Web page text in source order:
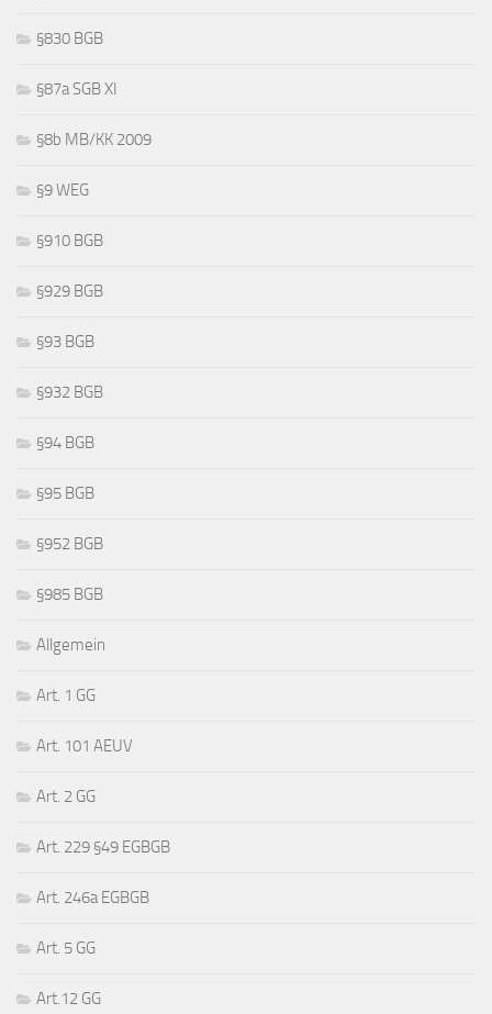
§830 BGB
§87a SGB XI
§8b MB/KK 2009
§9 WEG
§910 BGB
§929 BGB
§93 BGB
§932 BGB
§94 BGB
§95 BGB
§952 BGB
§985 BGB
Allgemein
Art. 1 GG
Art. 101 AEUV
Art. 2 GG
Art. 229 §49 EGBGB
Art. 246a EGBGB
Art. 5 GG
Art.12 GG